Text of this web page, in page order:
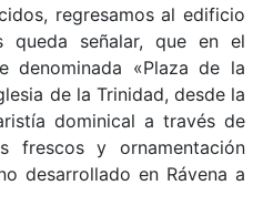
regresamos al edificio
queda señalar, que en el
denominada «Plaza de la
de la Trinidad, desde la
dominical a través de
frescos y ornamentación
desarrollado en Rávena a